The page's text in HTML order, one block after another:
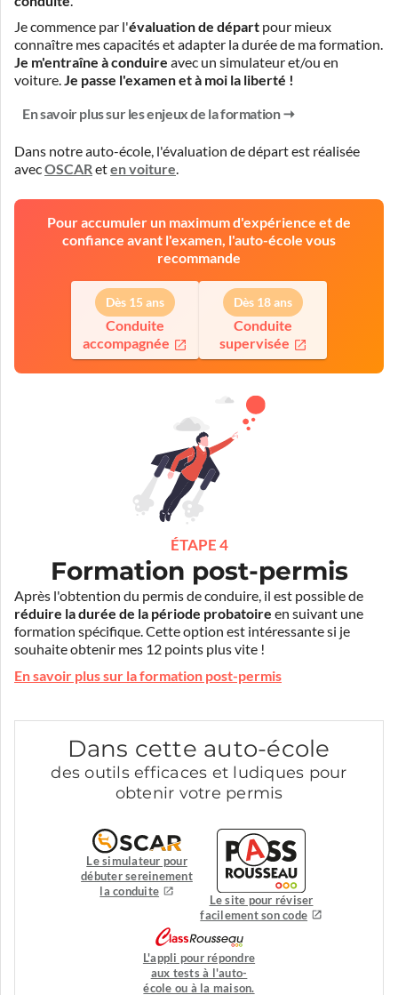
Je commence par l'évaluation de départ pour mieux
connaître mes capacités et adapter la durée de ma formation.
Je m'entraîne à conduire avec un simulateur et/ou en
voiture.Je passe l'examen et à moi la liberté !
En savoir plus sur les enjeux de la formation
Dans notre auto-école, l'évaluation de départ est réalisée
avecOSCAReten voiture.
Pour accumuler un maximum d'expérience et de
confiance avant l'examen, l'auto-école vous
recommande
Dès 15 ans
Conduite
accompagnée
Dès 18 ans
Conduite
supervisée
ÉTAPE 4
Formation post-permis
Après l'obtention du permis de conduire, il est possible de
réduire la durée de la période probatoire en suivant une
formation spécifique. Cette option est intéressante si je
souhaite obtenir mes 12 points plus vite !
En savoir plus sur la formation post-permis
Dans cette auto-école
des outils efficaces et ludiques pour
obtenir votre permis
Le simulateur pour
débuter sereinement
la conduite
Le site pour réviser
facilement son code
L'appli pour répondre
aux tests à l'auto-
école ou à la maison.